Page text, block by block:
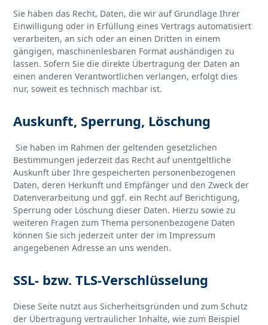
Sie haben das Recht, Daten, die wir auf Grundlage Ihrer
Einwilligung oder in Erfüllung eines Vertrags automatisiert
verarbeiten, an sich oder an einen Dritten in einem
gängigen, maschinenlesbaren Format aushändigen zu
lassen. Sofern Sie die direkte Übertragung der Daten an
einen anderen Verantwortlichen verlangen, erfolgt dies
nur, soweit es technisch machbar ist.
Auskunft, Sperrung, Löschung
Sie haben im Rahmen der geltenden gesetzlichen
Bestimmungen jederzeit das Recht auf unentgeltliche
Auskunft über Ihre gespeicherten personenbezogenen
Daten, deren Herkunft und Empfänger und den Zweck der
Datenverarbeitung und ggf. ein Recht auf Berichtigung,
Sperrung oder Löschung dieser Daten. Hierzu sowie zu
weiteren Fragen zum Thema personenbezogene Daten
können Sie sich jederzeit unter der im Impressum
angegebenen Adresse an uns wenden.
SSL- bzw. TLS-Verschlüsselung
Diese Seite nutzt aus Sicherheitsgründen und zum Schutz
der Übertragung vertraulicher Inhalte, wie zum Beispiel